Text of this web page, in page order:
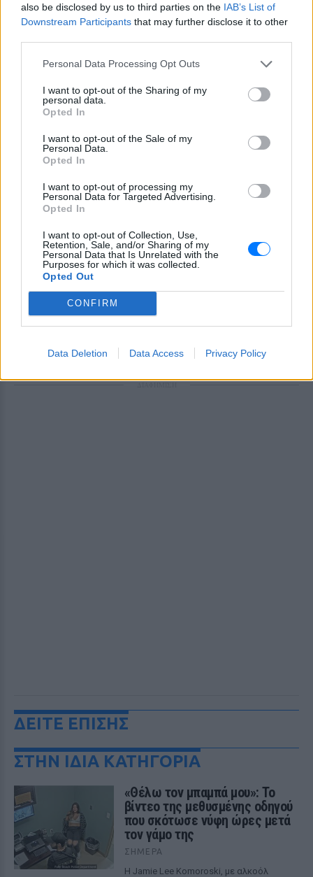
also be disclosed by us to third parties on the IAB’s List of
Downstream Participants that may further disclose it to other
Personal Data Processing Opt Outs
I want to opt-out of the Sharing of my
personal data.
Opted In
I want to opt-out of the Sale of my
Personal Data.
Opted In
I want to opt-out of processing my
Personal Data for Targeted Advertising.
Opted In
I want to opt-out of Collection, Use,
Retention, Sale, and/or Sharing of my
Personal Data that Is Unrelated with the
Purposes for which it was collected.
Opted Out
CONFIRM
Data Deletion Data Access Privacy Policy
Ακολουθήστε το E-Radio.gr στοGoogle News
και μάθετε πρώτοι
Για ακόμη περισσότερα
ειδήσεωντου E-Daily.gr
Ακολουθήστε το E-Radio.gr και στο Instagram
ΔΕΙΤΕ ΕΠΙΣΗΣ
ΣΤΗΝ ΙΔΙΑ ΚΑΤΗΓΟΡΙΑ
«Θέλω τον μπαμπά μου»: Το
βίντεο της μεθυσμένης οδηγού
που σκότωσε νύφη ώρες μετά
τον γάμο της
ΣΉΜΕΡΑ
Η Jamie Lee Komoroski, με αλκοόλ